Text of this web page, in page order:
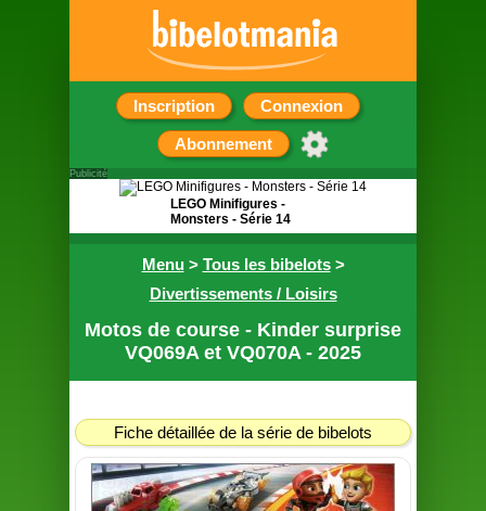
Inscription Connexion
Abonnement
Menu> Tous les bibelots>
Divertissements / Loisirs
Motos de course - Kinder surprise
VQ069A et VQ070A - 2025
Fiche détaillée de la série de bibelots
Publicité
LEGO Minifigures -
Monsters - Série 14
contenant une figurine